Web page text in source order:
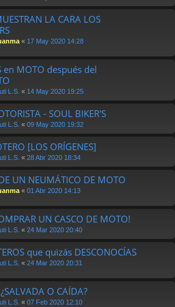
LA CARA LOS
« 17 May 2020 14:28
en MOTO después del
L.S. « 14 May 2020 19:25
- SOUL BIKER'S
L.S. « 09 May 2020 19:32
[LOS ORÍGENES]
L.S. « 28 Abr 2020 18:34
UN NEUMÁTICO DE MOTO
« 01 Abr 2020 14:13
UN CASCO DE MOTO!
L.S. « 24 Mar 2020 20:40
que quizás DESCONOCÍAS
L.S. « 24 Mar 2020 20:31
O CAÍDA?
L.S. « 07 Feb 2020 12:10